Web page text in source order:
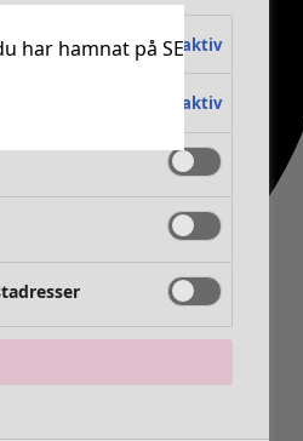
har hamnat på SE
Alltid aktiv
Alltid aktiv